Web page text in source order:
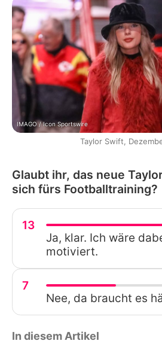
IMAGO / Icon Sportswire
Taylor Swift,
Glaubt ihr, das neue
sich fürs Footballtraining?
13
Ja, klar. Ich wäre
motiviert.
7
Nee, da braucht es
In diesem Artikel